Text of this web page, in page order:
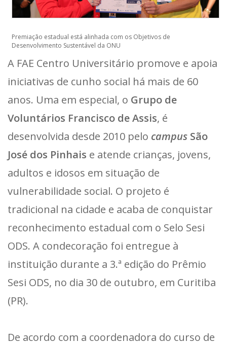
Premiação estadual está alinhada com os Objetivos de
Desenvolvimento Sustentável da ONU
A FAE Centro Universitário promove e apoia
iniciativas de cunho social há mais de 60
anos. Uma em especial, o Grupo de
Voluntários Francisco de Assis, é
desenvolvida desde 2010 pelo campus São
José dos Pinhais e atende crianças, jovens,
adultos e idosos em situação de
vulnerabilidade social. O projeto é
tradicional na cidade e acaba de conquistar
reconhecimento estadual com o Selo Sesi
ODS. A condecoração foi entregue à
instituição durante a 3.ª edição do Prêmio
Sesi ODS, no dia 30 de outubro, em Curitiba
(PR).
De acordo com a coordenadora do curso de